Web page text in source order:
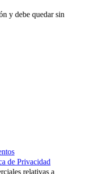
y debe quedar sin
de Privacidad
relativas a